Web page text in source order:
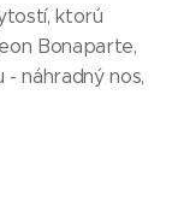
ktorú
Bonaparte,
náhradný nos,